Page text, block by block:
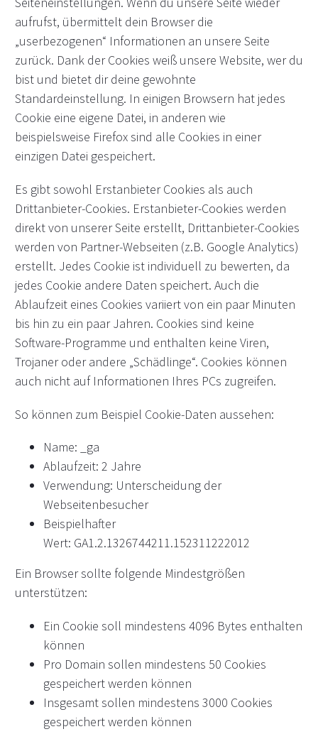
aufrufst, übermittelt dein Browser die
„userbezogenen“ Informationen an unsere Seite
zurück. Dank der Cookies weiß unsere Website, wer du
bist und bietet dir deine gewohnte
Standardeinstellung. In einigen Browsern hat jedes
Cookie eine eigene Datei, in anderen wie
beispielsweise Firefox sind alle Cookies in einer
einzigen Datei gespeichert.
Es gibt sowohl Erstanbieter Cookies als auch
Drittanbieter-Cookies. Erstanbieter-Cookies werden
direkt von unserer Seite erstellt, Drittanbieter-Cookies
werden von Partner-Webseiten (z.B. Google Analytics)
erstellt. Jedes Cookie ist individuell zu bewerten, da
jedes Cookie andere Daten speichert. Auch die
Ablaufzeit eines Cookies variiert von ein paar Minuten
bis hin zu ein paar Jahren. Cookies sind keine
Software-Programme und enthalten keine Viren,
Trojaner oder andere „Schädlinge“. Cookies können
auch nicht auf Informationen Ihres PCs zugreifen.
So können zum Beispiel Cookie-Daten aussehen:
Name: _ga
Ablaufzeit: 2 Jahre
Verwendung: Unterscheidung der
Webseitenbesucher
Beispielhafter
Wert: GA1.2.1326744211.152311222012
Ein Browser sollte folgende Mindestgrößen
unterstützen:
Ein Cookie soll mindestens 4096 Bytes enthalten
können
Pro Domain sollen mindestens 50 Cookies
gespeichert werden können
Insgesamt sollen mindestens 3000 Cookies
gespeichert werden können